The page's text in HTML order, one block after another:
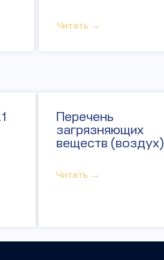
Читать →
Перечень
загрязняющих
веществ (воздух)
Читать →